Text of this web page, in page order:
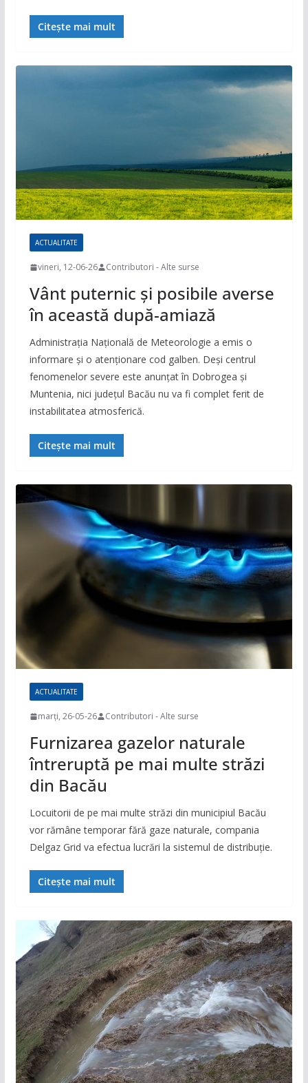
Citește mai mult
ACTUALITATE
vineri, 12-06-26 Contributori - Alte surse
Vânt puternic și posibile averse
în această după-amiază
Administrația Națională de Meteorologie a emis o
informare și o atenționare cod galben. Deși centrul
fenomenelor severe este anunțat în Dobrogea și
Muntenia, nici județul Bacău nu va fi complet ferit de
instabilitatea atmosferică.
Citește mai mult
ACTUALITATE
marți, 26-05-26 Contributori - Alte surse
Furnizarea gazelor naturale
întreruptă pe mai multe străzi
din Bacău
Locuitorii de pe mai multe străzi din municipiul Bacău
vor rămâne temporar fără gaze naturale, compania
Delgaz Grid va efectua lucrări la sistemul de distribuție.
Citește mai mult